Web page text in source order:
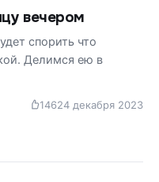
вечером
спорить что
Делимся ею в
14624 декабря 2023